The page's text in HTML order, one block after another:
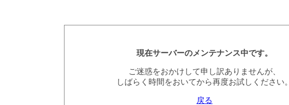
現在サーバーのメンテナンス中です。
ご迷惑をおかけして申し訳ありませんが、
しばらく時間をおいてから再度お試しください。
戻る